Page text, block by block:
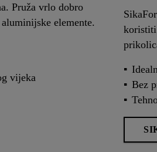
Pruža vrlo dobro
elemente.
vijeka
koristiti
Bez